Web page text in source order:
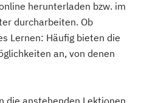
herunterladen bzw. im
durcharbeiten. Ob
Lernen: Häufig bieten die
an, von denen
die anstehenden Lektionen